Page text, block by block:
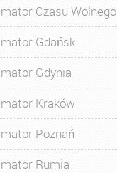
Czasu Wolnego
Gdańsk
Gdynia
Kraków
Poznań
Rumia